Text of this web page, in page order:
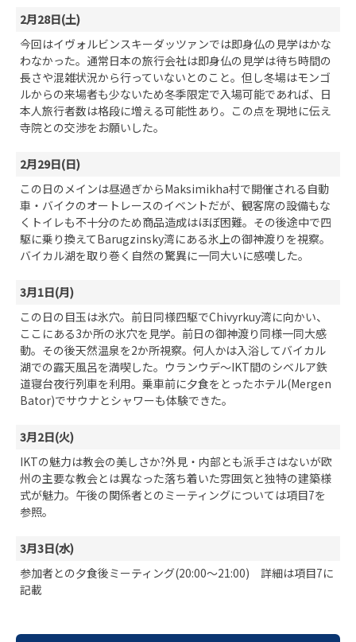
2月28日(土)
今回はイヴォルビンスキーダッツァンでは即身仏の見学はかな
わなかった。通常日本の旅行会社は即身仏の見学は待ち時間の
長さや混雑状況から行っていないとのこと。但し冬場はモンゴ
ルからの来場者も少ないため冬季限定で入場可能であれば、日
本人旅行者数は格段に増える可能性あり。この点を現地に伝え
寺院との交渉をお願いした。
2月29日(日)
この日のメインは昼過ぎからMaksimikha村で開催される自動
車・バイクのオートレースのイベントだが、観客席の設備もな
くトイレも不十分のため商品造成はほぼ困難。その後途中で四
駆に乗り換えてBarugzinsky湾にある氷上の御神渡りを視察。
バイカル湖を取り巻く自然の驚異に一同大いに感嘆した。
3月1日(月)
この日の目玉は氷穴。前日同様四駆でChivyrkuy湾に向かい、
ここにある3か所の氷穴を見学。前日の御神渡り同様一同大感
動。その後天然温泉を2か所視察。何人かは入浴してバイカル
湖での露天風呂を満喫した。ウランウデ～IKT間のシベルア鉄
道寝台夜行列車を利用。乗車前に夕食をとったホテル(Mergen
Bator)でサウナとシャワーも体験できた。
3月2日(火)
IKTの魅力は教会の美しさか?外見・内部とも派手さはないが欧
州の主要な教会とは異なった落ち着いた雰囲気と独特の建築様
式が魅力。午後の関係者とのミーティングについては項目7を
参照。
3月3日(水)
参加者との夕食後ミーティング(20:00～21:00) 詳細は項目7に
記載